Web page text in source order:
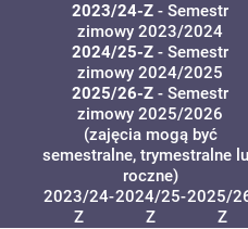
2023/24-Z - Semestr
zimowy 2023/2024
2024/25-Z - Semestr
zimowy 2024/2025
2025/26-Z - Semestr
zimowy 2025/2026
(zajęcia mogą być
semestralne, trymestralne
roczne)
2023/24-
Z
2024/25-
Z
2025/
Z